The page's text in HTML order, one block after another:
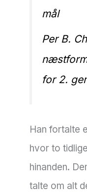
mål
Per B.
for 2.
Han fortalte
hvor to
hinanden.
talte om alt